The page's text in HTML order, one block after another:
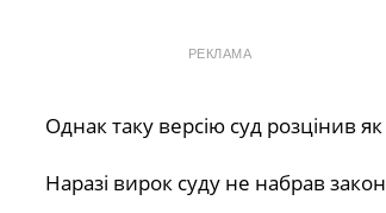
РЕКЛАМА
Однак таку версію суд розцінив
Наразі вирок суду не набрав